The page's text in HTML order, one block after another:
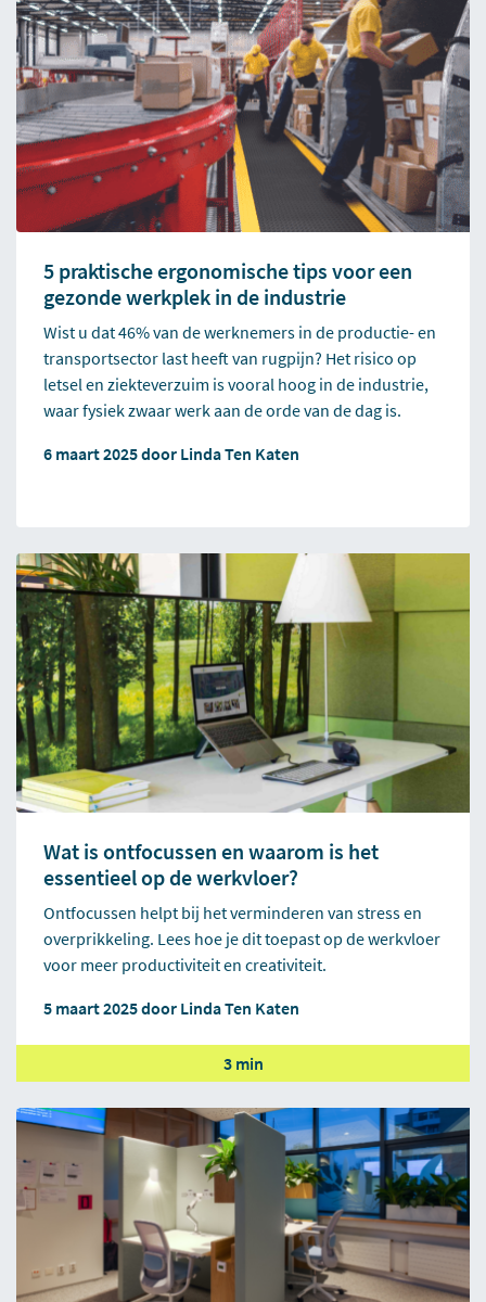
5 praktische ergonomische tips voor een
gezonde werkplek in de industrie
Wist u dat 46% van de werknemers in de productie- en
transportsector last heeft van rugpijn? Het risico op
letsel en ziekteverzuim is vooral hoog in de industrie,
waar fysiek zwaar werk aan de orde van de dag is.
6 maart 2025 door Linda Ten Katen
Wat is ontfocussen en waarom is het
essentieel op de werkvloer?
Ontfocussen helpt bij het verminderen van stress en
overprikkeling. Lees hoe je dit toepast op de werkvloer
voor meer productiviteit en creativiteit.
5 maart 2025 door Linda Ten Katen
3 min